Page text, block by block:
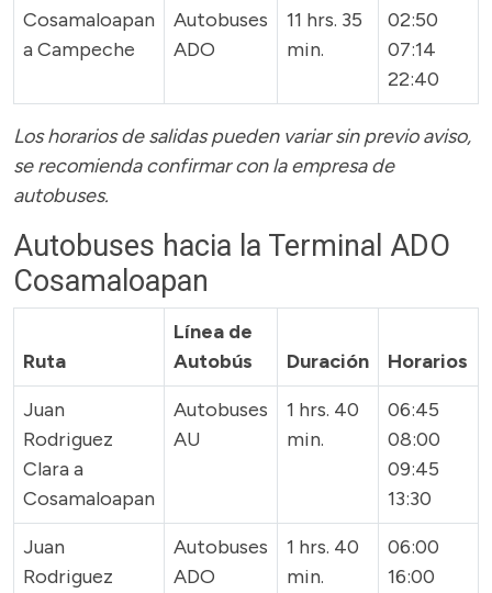
Cosamaloapan
a Campeche
Autobuses
ADO
11 hrs. 35
min.
02:50
07:14
22:40
Los horarios de salidas pueden variar sin previo aviso,
se recomienda confirmar con la empresa de
autobuses.
Autobuses hacia la Terminal ADO
Cosamaloapan
Ruta
Línea de
Autobús
Duración
Horarios
Juan
Rodriguez
Clara a
Cosamaloapan
Autobuses
AU
1 hrs. 40
min.
06:45
08:00
09:45
13:30
Juan
Rodriguez
Autobuses
ADO
1 hrs. 40
min.
06:00
16:00